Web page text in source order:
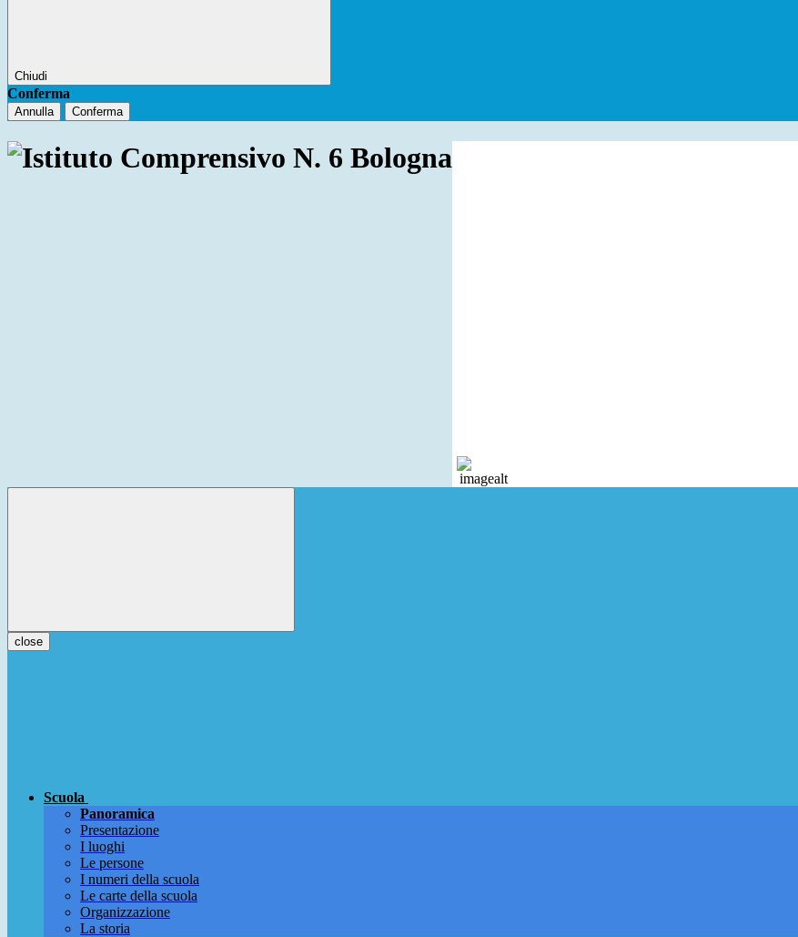
Chiudi
Conferma
Annulla Conferma
close
Scuola
Panoramica
Presentazione
I luoghi
Le persone
I numeri della scuola
Le carte della scuola
Organizzazione
La storia